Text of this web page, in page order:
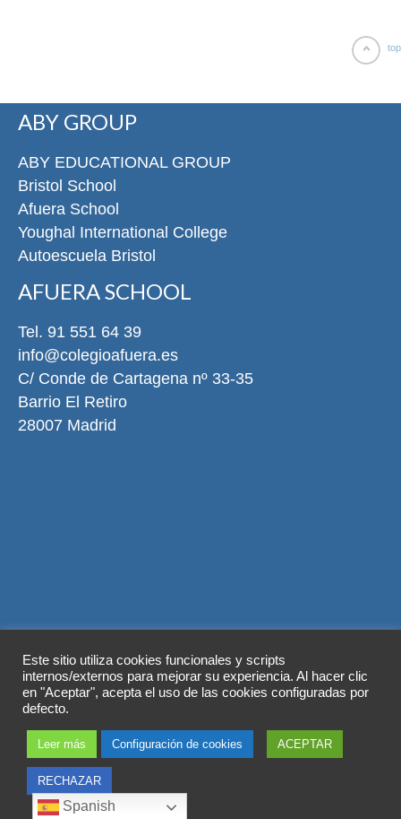
top
ABY GROUP
ABY EDUCATIONAL GROUP
Bristol School
Afuera School
Youghal International College
Autoescuela Bristol
AFUERA SCHOOL
Tel. 91 551 64 39
info@colegioafuera.es
C/ Conde de Cartagena nº 33-35
Barrio El Retiro
28007 Madrid
Política de cookies
© 2026 Copyright by
derechos reservados.
Este sitio utiliza cookies funcionales y scripts
internos/externos para mejorar su experiencia. Al hacer clic
en "Aceptar", acepta el uso de las cookies configuradas por
defecto.
Leer más Configuración de cookies ACEPTAR
RECHAZAR
Spanish